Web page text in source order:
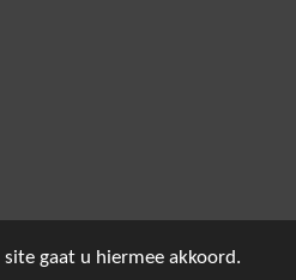
gaat u hiermee akkoord.